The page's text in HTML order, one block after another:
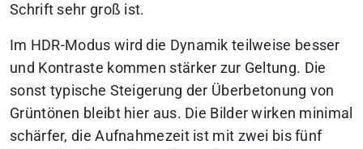
Schrift sehr groß ist.
Im HDR-Modus wird die Dynamik teilweise besser
und Kontraste kommen stärker zur Geltung. Die
sonst typische Steigerung der Überbetonung von
Grüntönen bleibt hier aus. Die Bilder wirken minimal
schärfer, die Aufnahmezeit ist mit zwei bis fünf